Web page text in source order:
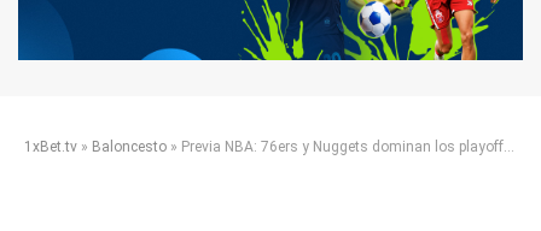
1xBet.tv » Baloncesto » Previa NBA: 76ers y Nuggets dominan los playoffs de la NBA y se acercan a las finales de conferencia